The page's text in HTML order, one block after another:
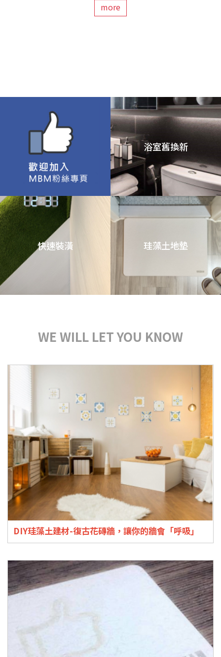
more
浴室舊換新
快速裝潢 珪藻土地墊
WE WILL LET YOU KNOW
DIY珪藻土建材-復古花磚牆，讓你的牆會「呼吸」